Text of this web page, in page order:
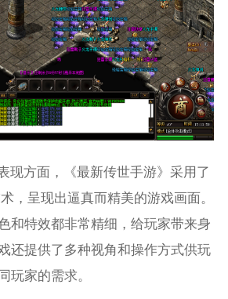
现方面，《最新传世手游》采用了
，呈现出逼真而精美的游戏画面。
和特效都非常精细，给玩家带来身
还提供了多种视角和操作方式供玩
玩家的需求。